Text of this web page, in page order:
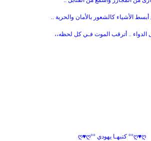
الأشياء كالشعور بالأمان والحرية ..
الدواء .. أترقب الموت فـي كل لحظه،،
ღ♥ღ°° كتبهـا يهودي °°ღ♥ღ